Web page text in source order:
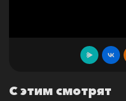
С этим смотрят